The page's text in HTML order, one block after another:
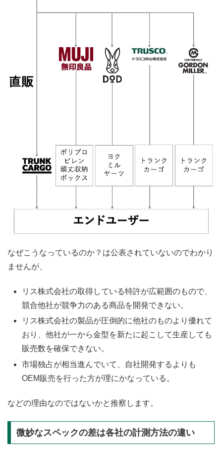
なぜこうなっているのか？は公表されていないのでわかり
ませんが、
リス株式会社の取得している特許が広範囲のもので、
競合他社が競争力のある商品を開発できない。
リス株式会社の製品が圧倒的に他社のものより優れて
おり、他社が一から金型を新たに起こして生産しても
販売数を確保できない。
市場独占が相当進んでいて、自社開発するよりも
OEM販売を行った方が理にかなっている。
などの理由なのではないかと推察します。
微妙なスペックの差は各社の計測方法の違い